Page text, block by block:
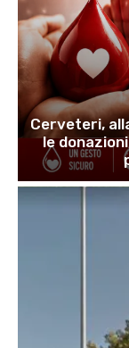
Cerveteri,
le